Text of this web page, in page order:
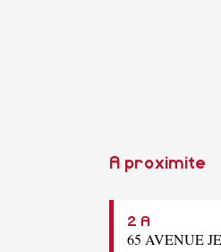
A proximite
2 A
65 AVENUE